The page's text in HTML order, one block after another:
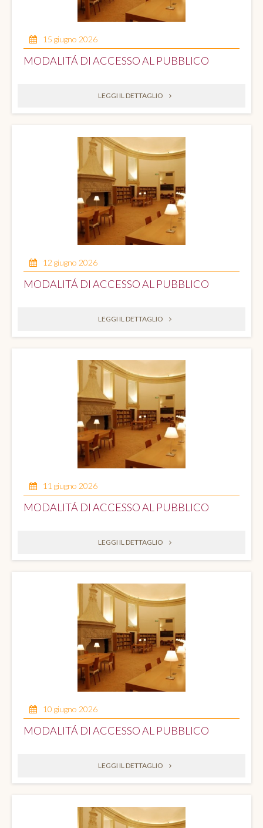
15 giugno 2026
MODALITÁ DI ACCESSO AL PUBBLICO
LEGGI IL DETTAGLIO
12 giugno 2026
MODALITÁ DI ACCESSO AL PUBBLICO
LEGGI IL DETTAGLIO
11 giugno 2026
MODALITÁ DI ACCESSO AL PUBBLICO
LEGGI IL DETTAGLIO
10 giugno 2026
MODALITÁ DI ACCESSO AL PUBBLICO
LEGGI IL DETTAGLIO